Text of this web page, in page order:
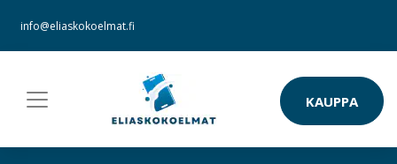
info@eliaskokoelmat.fi
KAUPPA